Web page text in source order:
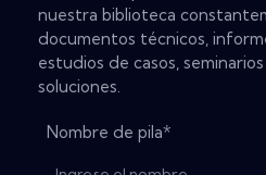
nuestra biblioteca
documentos técnicos,
estudios de casos,
soluciones.
Nombre de pila*